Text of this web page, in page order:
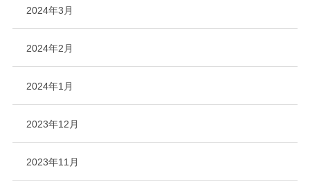
2024年3月
2024年2月
2024年1月
2023年12月
2023年11月